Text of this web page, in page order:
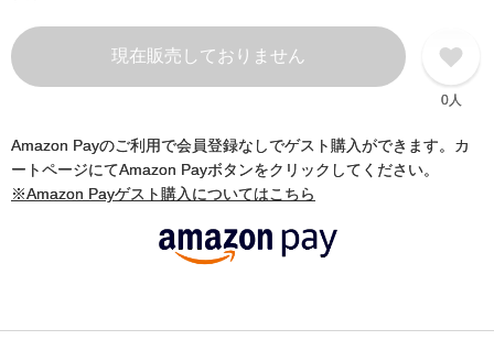
現在販売しておりません
0人
Amazon Payのご利用で会員登録なしでゲスト購入ができます。カ
ートページにてAmazon Payボタンをクリックしてください。
※Amazon Payゲスト購入についてはこちら